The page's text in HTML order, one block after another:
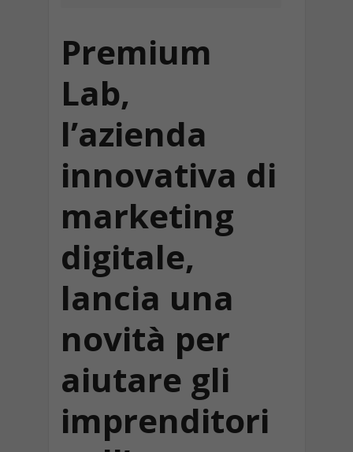
Premium
Lab,
l’azienda
innovativa di
marketing
digitale,
lancia una
novità per
aiutare gli
imprenditori